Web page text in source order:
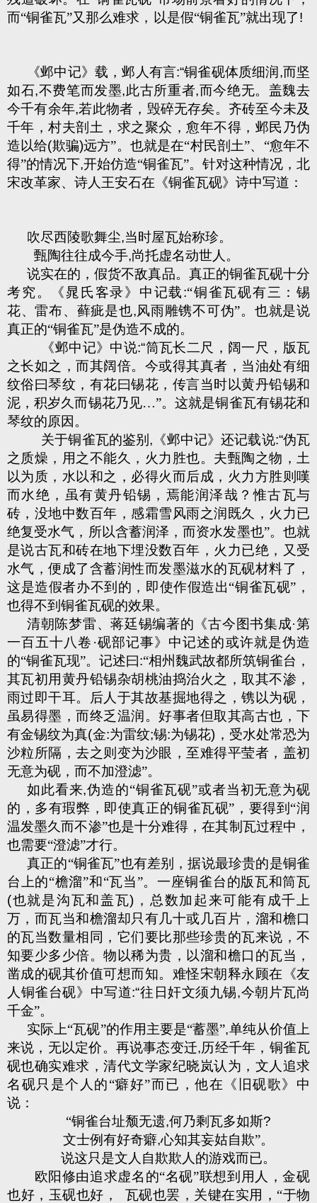
而“铜雀瓦”又那么难求，以是假“铜雀瓦”就出现了!
《邺中记》载，邺人有言:“铜雀砚体质细润 ,而坚
如石,不费笔而发墨,此古所重者,而今绝无。盖魏去
今千有余年,若此物者，毁碎无存矣。齐砖至今未及
千年，村夫剖土，求之聚众，愈年不得，邺民乃伪
造以给(欺骗)远方”。也就是在“村民剖土”、“愈年不
得”的情况下,开始仿造“铜雀瓦”。针对这种情况，北
宋改革家、诗人王安石在《铜雀瓦砚》诗中写道：
吹尽西陵歌舞尘,当时屋瓦始称珍。
甄陶往往成今手,尚托虚名动世人。
说实在的，假货不敌真品。真正的铜雀瓦砚十分
考究。《晁氏客录》中记载:“铜雀瓦砚有三：锡
花、雷布、藓疵是也,风雨雕镌不可伪”。也就是说
真正的“铜雀瓦”是伪造不成的。
《邺中记》中说:“筒瓦长二尺，阔一尺，版瓦
之长如之，而其阔倍。今或得其真者，当油处有细
纹俗曰琴纹，有花曰锡花，传言当时以黄丹铅锡和
泥，积岁久而锡花乃见…”。这就是铜雀瓦有锡花和
琴纹的原因。
关于铜雀瓦的鉴别 , 《邺中记》还记载说:“伪瓦
之质燥，用之不能久，火力胜也。夫甄陶之物，土
以为质，水以和之，必得火而后成，火力方胜则嘆
而水绝，虽有黄丹铅锡，焉能润泽哉？惟古瓦与
砖，没地中数百年，感霜雪风雨之润既久，火力已
绝复受水气，所以含蓄润泽，而资水发墨也”。也就
是说古瓦和砖在地下埋没数百年，火力已绝，又受
水气，便成了含蓄润性而发墨滋水的瓦砚材料了，
这是造假者办不到的，即使作假造出“铜雀瓦砚”，
也得不到铜雀瓦砚的效果。
清朝陈梦雷、蒋廷锡编著的《古今图书集成·第
一百五十八卷·砚部记事》中记述的或许就是伪造
的“铜雀瓦现”。记述曰:“相州魏武故都所筑铜雀台，
其瓦初用黄丹铅锡杂胡桃油捣治火之，取其不渗，
雨过即干耳。后人于其故基掘地得之，镌以为砚，
虽易得墨，而终乏温润。好事者但取其高古也，下
有金锡纹为真(金:为雷纹;锡:为锡花) ，受水处常恐为
沙粒所隔，去之则变为沙眼，至难得平莹者，盖初
无意为砚，而不加澄滤”。
如此看来,伪造的“铜雀瓦砚”或者当初无意为砚
的，多有瑕弊，即使真正的铜雀瓦砚”，要得到“润
温发墨久而不渗”也是十分难得，在其制瓦过程中，
也需要“澄滤”才行。
真正的“铜雀瓦”也有差别，据说最珍贵的是铜雀
台上的“檐溜”和“瓦当”。一座铜雀台的版瓦和筒瓦
(也就是沟瓦和盖瓦) ，总数加起来可能有成千上
万，而瓦当和檐溜却只有几十或几百片，溜和檐口
的瓦当数量相同，它们要比那些珍贵的瓦来说，不
知要少多少倍。物以稀为贵，以溜和檐口的瓦当，
凿成的砚其价值可想而知。难怪宋朝释永顾在《友
人铜雀台砚》中写道:“往日奸文须九锡,今朝片瓦尚
千金”。
实际上“瓦砚”的作用主要是“蓄墨”,单纯从价值上
来说，无以定价。再说事态变迁,历经千年，铜雀瓦
砚也确实难求，清代文学家纪晓岚认为，文人追求
名砚只是个人的“癖好”而已，他在《旧砚歌》中
说：
“铜雀台址颓无遗,何乃剩瓦多如斯?
文士例有好奇癖,心知其妄姑自欺”。
说这只是文人自欺欺人的游戏而已。
欧阳修由追求虚名的“名砚”联想到用人，金砚
也好，玉砚也好，
瓦砚也罢，关键在实用，“于物